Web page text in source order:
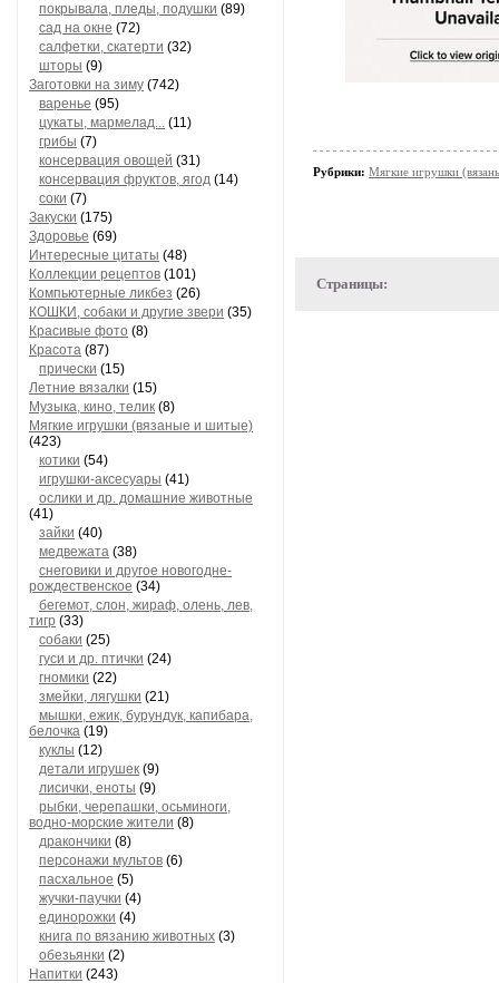
покрывала, пледы, подушки (89)
сад на окне (72)
салфетки, скатерти (32)
шторы (9)
Заготовки на зиму (742)
варенье (95)
цукаты, мармелад... (11)
грибы (7)
консервация овощей (31)
консервация фруктов, ягод (14)
соки (7)
Закуски (175)
Здоровье (69)
Интересные цитаты (48)
Коллекции рецептов (101)
Компьютерные ликбез (26)
КОШКИ, собаки и другие звери (35)
Красивые фото (8)
Красота (87)
прически (15)
Летние вязалки (15)
Музыка, кино, телик (8)
Мягкие игрушки (вязаные и шитые)
(423)
котики (54)
игрушки-аксесуары (41)
ослики и др. домашние животные
(41)
зайки (40)
медвежата (38)
снеговики и другое новогодне-
рождественское (34)
бегемот, слон, жираф, олень, лев,
тигр (33)
собаки (25)
гуси и др. птички (24)
гномики (22)
змейки, лягушки (21)
мышки, ежик, бурундук, капибара,
белочка (19)
куклы (12)
детали игрушек (9)
лисички, еноты (9)
рыбки, черепашки, осьминоги,
водно-морские жители (8)
дракончики (8)
персонажи мультов (6)
пасхальное (5)
жучки-паучки (4)
единорожки (4)
книга по вязанию животных (3)
обезьянки (2)
Напитки (243)
Рубрики: Мягкие игрушки
Страницы: